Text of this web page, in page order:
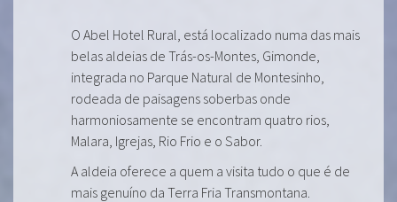
O Abel Hotel Rural, está localizado numa das mais
belas aldeias de Trás-os-Montes, Gimonde,
integrada no Parque Natural de Montesinho,
rodeada de paisagens soberbas onde
harmoniosamente se encontram quatro rios,
Malara, Igrejas, Rio Frio e o Sabor.
A aldeia oferece a quem a visita tudo o que é de
mais genuíno da Terra Fria Transmontana.